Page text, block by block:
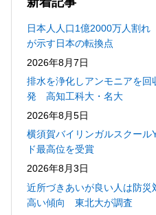
日本人人口1億2000万人割
が示す日本の転換点
2026年8月7日
排水を浄化しアンモニアを回
発 高知工科大・名大
2026年8月5日
横須賀バイリンガルスクール
ド最高位を受賞
2026年8月3日
近所づきあいが良い人は防災
高い傾向 東北大が調査